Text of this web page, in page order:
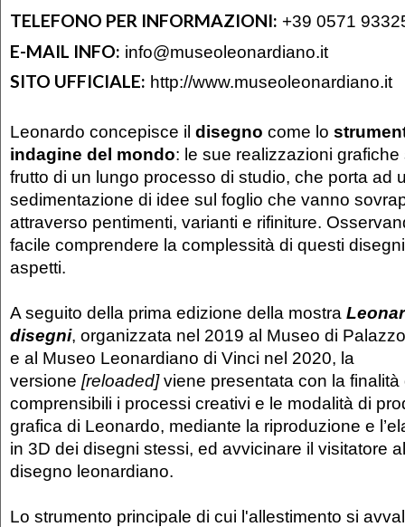
TELEFONO PER INFORMAZIONI: +39 0571
E-MAIL INFO: info@museoleonardiano.it
SITO UFFICIALE: http://www.museoleonardiano.it
Leonardo concepisce il disegno come lo
indagine del mondo: le sue realizzazioni
frutto di un lungo processo di studio, che porta ad
sedimentazione di idee sul foglio che vanno
attraverso pentimenti, varianti e rifiniture.
facile comprendere la complessità di questi
aspetti.
A seguito della prima edizione della mostra
disegni, organizzata nel 2019 al Museo di
e al Museo Leonardiano di Vinci nel 2020, la
versione [reloaded]viene presentata con la
comprensibili i processi creativi e le modalità di
grafica di Leonardo, mediante la riproduzione e
in 3D dei disegni stessi, ed avvicinare il visitatore
disegno leonardiano.
Lo strumento principale di cui l'allestimento si